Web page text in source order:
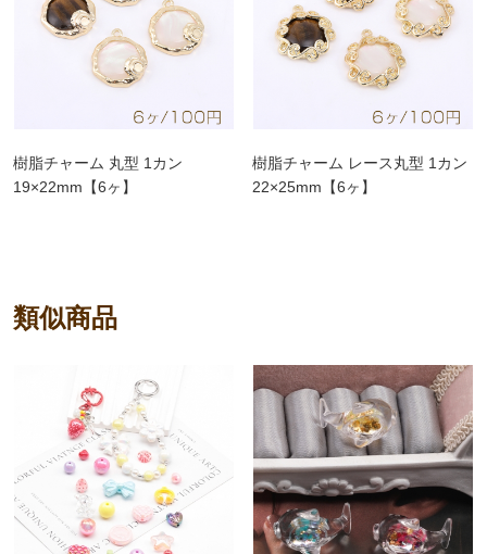
樹脂チャーム 丸型 1カン
19×22mm【6ヶ】
樹脂チャーム レース丸型 1カン
22×25mm【6ヶ】
類似商品